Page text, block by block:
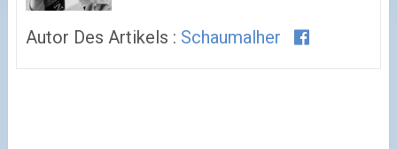
Autor Des Artikels : Schaumalher